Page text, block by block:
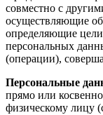
совместно с
осуществляющие
определяющие
персональных
(операции),
Персональные
прямо или
физическому лицу